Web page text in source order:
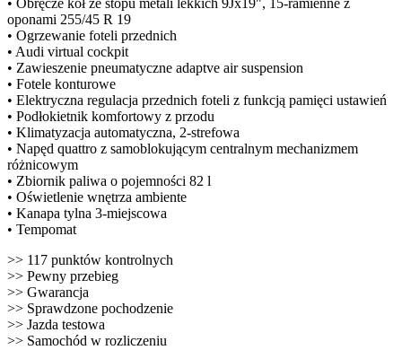
• Obręcze kół ze stopu metali lekkich 9Jx19", 15-ramienne z
oponami 255/45 R 19
• Ogrzewanie foteli przednich
• Audi virtual cockpit
• Zawieszenie pneumatyczne adaptve air suspension
• Fotele konturowe
• Elektryczna regulacja przednich foteli z funkcją pamięci ustawień
• Podłokietnik komfortowy z przodu
• Klimatyzacja automatyczna, 2-strefowa
• Napęd quattro z samoblokującym centralnym mechanizmem
różnicowym
• Zbiornik paliwa o pojemności 82 l
• Oświetlenie wnętrza ambiente
• Kanapa tylna 3-miejscowa
• Tempomat
>> 117 punktów kontrolnych
>> Pewny przebieg
>> Gwarancja
>> Sprawdzone pochodzenie
>> Jazda testowa
>> Samochód w rozliczeniu